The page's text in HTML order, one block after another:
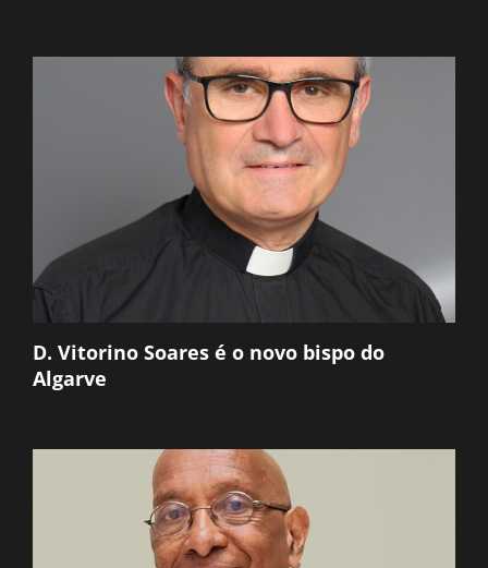
D. Vitorino Soares é o novo bispo do
Algarve